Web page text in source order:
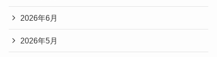
2026年6月
2026年5月